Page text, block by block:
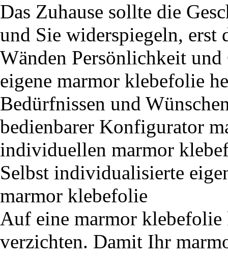
Das Zuhause sollte die
und Sie widerspiegeln, erst
Wänden Persönlichkeit
eigene marmor klebefolie
Bedürfnissen und
bedienbarer Konfigurator
individuellen marmor
Selbst individualisierte
marmor klebefolie
Auf eine marmor
verzichten. Damit Ihr